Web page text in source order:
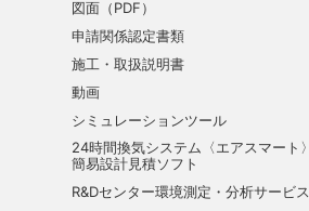
図面（PDF）
申請関係認定書類
施工・取扱説明書
動画
シミュレーションツール
24時間換気システム〈エアスマート〉
簡易設計見積ソフト
R&Dセンター環境測定・分析サービス